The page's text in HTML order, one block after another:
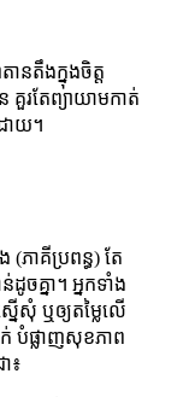
ានតឹងក្នុងចិត្ត
គួរតែព្យាយាមកាត់
ោយ។
(ភាគីប្រពន្ធ) តែ
ចគ្នា។ អ្នកទាំង
នើសុំ ឬឲ្យតម្លៃលើ
ក់ បំផ្លាញសុខភាព
៖